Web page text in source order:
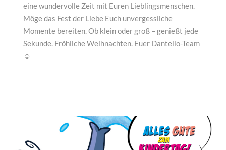
eine wundervolle Zeit mit Euren Lieblingsmenschen.
Möge das Fest der Liebe Euch unvergessliche
Momente bereiten. Ob klein oder groß – genießt jede
Sekunde. Fröhliche Weihnachten. Euer Dantello-Team
☺️
Juni01 2023